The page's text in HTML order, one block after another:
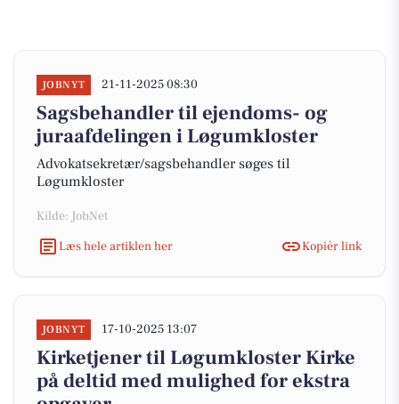
JOBNYT 21-11-2025 08:30
Sagsbehandler til ejendoms- og
juraafdelingen i Løgumkloster
Advokatsekretær/sagsbehandler søges til
Løgumkloster
Kilde: JobNet
Læs hele artiklen her
Kopiér link
JOBNYT 17-10-2025 13:07
Kirketjener til Løgumkloster Kirke
på deltid med mulighed for ekstra